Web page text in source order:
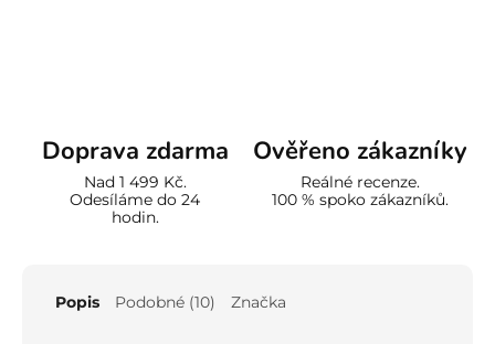
Doprava zdarma
Nad 1 499 Kč.
Odesíláme do 24
hodin.
Ověřeno zákazníky
Reálné recenze.
100 % spoko zákazníků.
Popis Podobné (10) Značka